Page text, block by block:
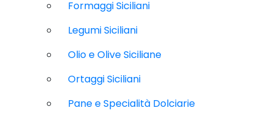
Formaggi Siciliani
Legumi Siciliani
Olio e Olive Siciliane
Ortaggi Siciliani
Pane e Specialità Dolciarie